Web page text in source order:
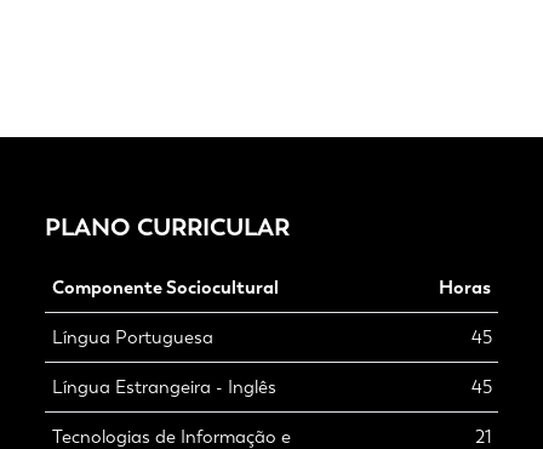
PLANO CURRICULAR
Componente Sociocultural Horas
Língua Portuguesa 45
Língua Estrangeira - Inglês 45
Tecnologias de Informação e
21